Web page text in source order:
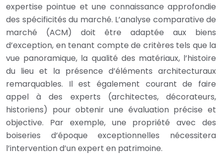
expertise pointue et une connaissance approfondie
des spécificités du marché. L’analyse comparative de
marché (ACM) doit être adaptée aux biens
d’exception, en tenant compte de critères tels que la
vue panoramique, la qualité des matériaux, l’histoire
du lieu et la présence d’éléments architecturaux
remarquables. Il est également courant de faire
appel à des experts (architectes, décorateurs,
historiens) pour obtenir une évaluation précise et
objective. Par exemple, une propriété avec des
boiseries d’époque exceptionnelles nécessitera
l’intervention d’un expert en patrimoine.